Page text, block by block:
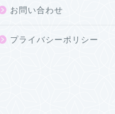
お問い合わせ
プライバシーポリシー